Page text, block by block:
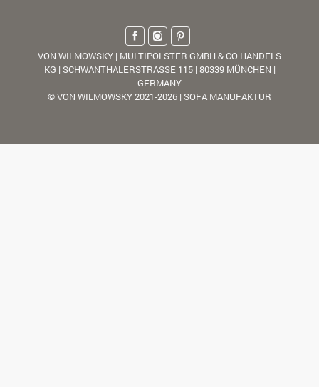
VON WILMOWSKY | MULTIPOLSTER GMBH & CO HANDELS
KG | SCHWANTHALERSTRASSE 115 | 80339 MÜNCHEN |
GERMANY
© VON WILMOWSKY 2021-2026 | SOFA MANUFAKTUR